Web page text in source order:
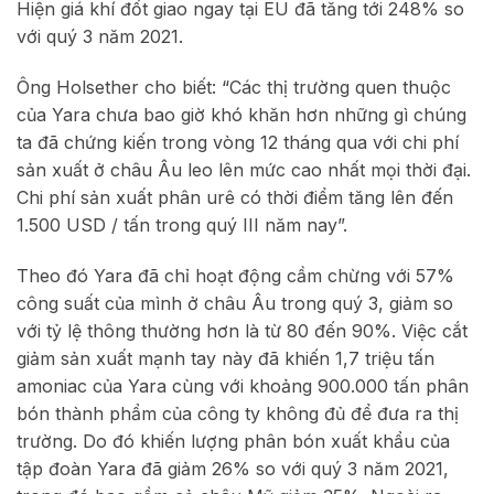
Hiện giá khí đốt giao ngay tại EU đã tăng tới 248% so
với quý 3 năm 2021.
Ông Holsether cho biết: “Các thị trường quen thuộc
của Yara chưa bao giờ khó khăn hơn những gì chúng
ta đã chứng kiến trong vòng 12 tháng qua với chi phí
sản xuất ở châu Âu leo lên mức cao nhất mọi thời đại.
Chi phí sản xuất phân urê có thời điểm tăng lên đến
1.500 USD / tấn trong quý III năm nay”.
Theo đó Yara đã chỉ hoạt động cầm chừng với 57%
công suất của mình ở châu Âu trong quý 3, giảm so
với tỷ lệ thông thường hơn là từ 80 đến 90%. Việc cắt
giảm sản xuất mạnh tay này đã khiến 1,7 triệu tấn
amoniac của Yara cùng với khoảng 900.000 tấn phân
bón thành phẩm của công ty không đủ để đưa ra thị
trường. Do đó khiến lượng phân bón xuất khẩu của
tập đoàn Yara đã giảm 26% so với quý 3 năm 2021,